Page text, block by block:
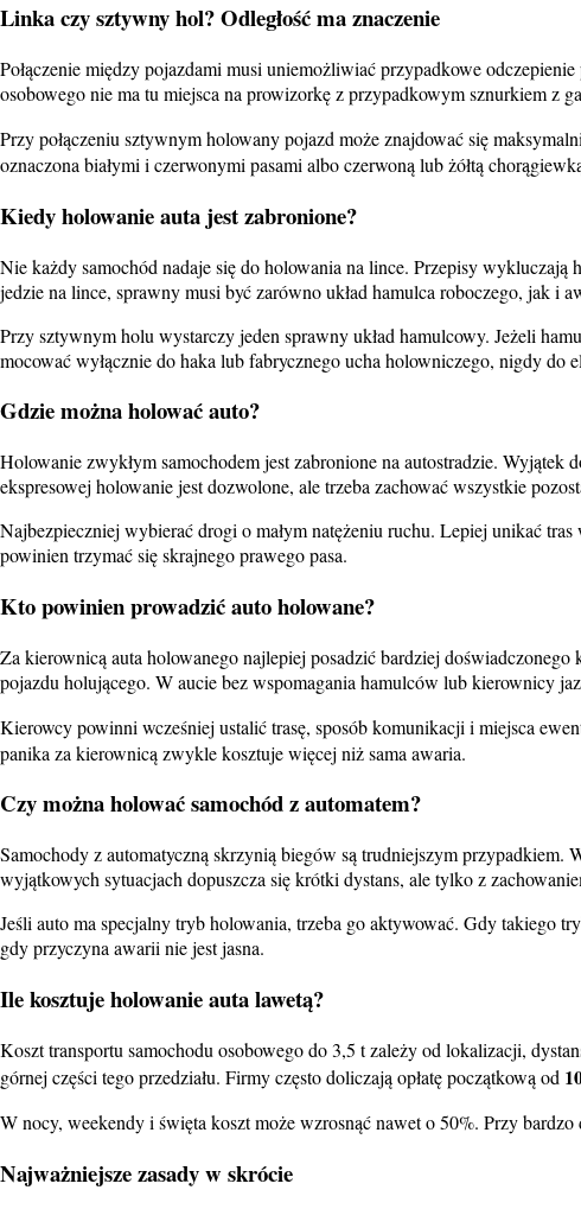
Linka czy sztywny hol? Odległość ma znaczenie
Połączenie między pojazdami musi uniemożliwiać przypadkowe
osobowego nie ma tu miejsca na prowizorkę z przypadkowym sznurkiem z
Przy połączeniu sztywnym holowany pojazd może znajdować się
oznaczona białymi i czerwonymi pasami albo czerwoną lub żółtą
Kiedy holowanie auta jest zabronione?
Nie każdy samochód nadaje się do holowania na lince. Przepisy
jedzie na lince, sprawny musi być zarówno układ hamulca roboczego, jak i
Przy sztywnym holu wystarczy jeden sprawny układ hamulcowy. Jeżeli
mocować wyłącznie do haka lub fabrycznego ucha holowniczego, nigdy do
Gdzie można holować auto?
Holowanie zwykłym samochodem jest zabronione na autostradzie.
ekspresowej holowanie jest dozwolone, ale trzeba zachować wszystkie
Najbezpieczniej wybierać drogi o małym natężeniu ruchu. Lepiej unikać
powinien trzymać się skrajnego prawego pasa.
Kto powinien prowadzić auto holowane?
Za kierownicą auta holowanego najlepiej posadzić bardziej
pojazdu holującego. W aucie bez wspomagania hamulców lub kierownicy
Kierowcy powinni wcześniej ustalić trasę, sposób komunikacji i miejsca
panika za kierownicą zwykle kosztuje więcej niż sama awaria.
Czy można holować samochód z automatem?
Samochody z automatyczną skrzynią biegów są trudniejszym
wyjątkowych sytuacjach dopuszcza się krótki dystans, ale tylko z
Jeśli auto ma specjalny tryb holowania, trzeba go aktywować. Gdy takiego
gdy przyczyna awarii nie jest jasna.
Ile kosztuje holowanie auta lawetą?
Koszt transportu samochodu osobowego do 3,5 t zależy od lokalizacji,
górnej części tego przedziału. Firmy często doliczają opłatę początkową od
W nocy, weekendy i święta koszt może wzrosnąć nawet o 50%. Przy
Najważniejsze zasady w skrócie